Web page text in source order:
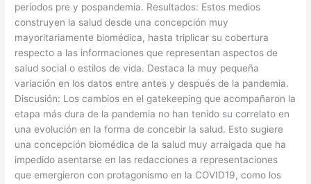
periodos pre y pospandemia. Resultados: Estos medios
construyen la salud desde una concepción muy
mayoritariamente biomédica, hasta triplicar su cobertura
respecto a las informaciones que representan aspectos de
salud social o estilos de vida. Destaca la muy pequeña
variación en los datos entre antes y después de la pandemia.
Discusión: Los cambios en el gatekeeping que acompañaron la
etapa más dura de la pandemia no han tenido su correlato en
una evolución en la forma de concebir la salud. Esto sugiere
una concepción biomédica de la salud muy arraigada que ha
impedido asentarse en las redacciones a representaciones
que emergieron con protagonismo en la COVID19, como los